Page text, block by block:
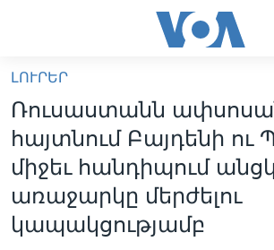
հիմնական
բովանդակությանը
անցնել
հիմնական
բովանդակությանը
հիմնական
բովանդակություն
ԼՈՒՐԵՐ
ՍՓՅՈՒՌՔ
ՏԵՍԱՆՅՈՒԹԵՐ
ՖԻԼՄԵՐ
ԼՈՒՐԵՐ
Ռուսաստանն
հայտնում Բայդենի ու
միջեւ հանդիպում
առաջարկը մերժելու
կապակցությամբ